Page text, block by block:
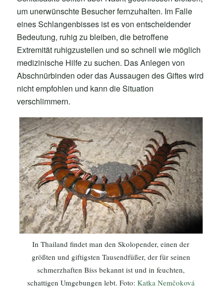
um unerwünschte Besucher fernzuhalten. Im Falle
eines Schlangenbisses ist es von entscheidender
Bedeutung, ruhig zu bleiben, die betroffene
Extremität ruhigzustellen und so schnell wie möglich
medizinische Hilfe zu suchen. Das Anlegen von
Abschnürbinden oder das Aussaugen des Giftes wird
nicht empfohlen und kann die Situation
verschlimmern.
In Thailand findet man den Skolopender, einen der
größten und giftigsten Tausendfüßer, der für seinen
schmerzhaften Biss bekannt ist und in feuchten,
schattigen Umgebungen lebt. Foto: Katka Nemčoková